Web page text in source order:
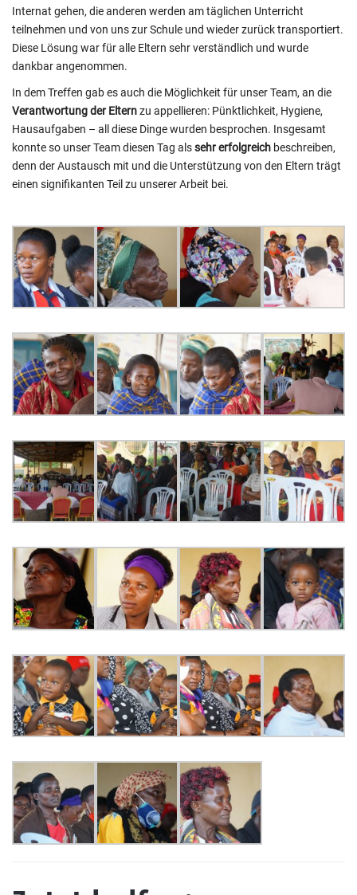
Internat gehen, die anderen werden am täglichen Unterricht
teilnehmen und von uns zur Schule und wieder zurück transportiert.
Diese Lösung war für alle Eltern sehr verständlich und wurde
dankbar angenommen.
In dem Treffen gab es auch die Möglichkeit für unser Team, an die
Verantwortung der Elternzu appellieren: Pünktlichkeit, Hygiene,
Hausaufgaben – all diese Dinge wurden besprochen. Insgesamt
konnte so unser Team diesen Tag alssehr erfolgreich beschreiben,
denn der Austausch mit und die Unterstützung von den Eltern trägt
einen signifikanten Teil zu unserer Arbeit bei.